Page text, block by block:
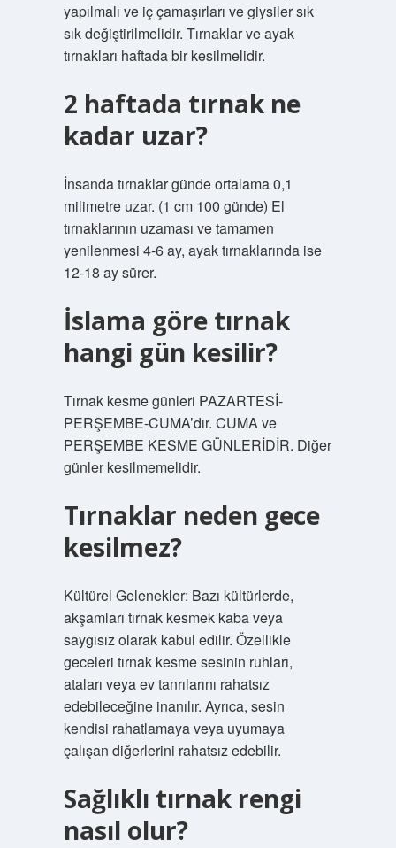
yapılmalı ve iç çamaşırları ve giysiler sık ​​
sık değiştirilmelidir. Tırnaklar ve ayak
tırnakları haftada bir kesilmelidir.
2 haftada tırnak ne
kadar uzar?
İnsanda tırnaklar günde ortalama 0,1
milimetre uzar. (1 cm 100 günde) El
tırnaklarının uzaması ve tamamen
yenilenmesi 4-6 ay, ayak tırnaklarında ise
12-18 ay sürer.
İslama göre tırnak
hangi gün kesilir?
Tırnak kesme günleri PAZARTESİ-
PERŞEMBE-CUMA’dır. CUMA ve
PERŞEMBE KESME GÜNLERİDİR. Diğer
günler kesilmemelidir.
Tırnaklar neden gece
kesilmez?
Kültürel Gelenekler: Bazı kültürlerde,
akşamları tırnak kesmek kaba veya
saygısız olarak kabul edilir. Özellikle
geceleri tırnak kesme sesinin ruhları,
ataları veya ev tanrılarını rahatsız
edebileceğine inanılır. Ayrıca, sesin
kendisi rahatlamaya veya uyumaya
çalışan diğerlerini rahatsız edebilir.
Sağlıklı tırnak rengi
nasıl olur?